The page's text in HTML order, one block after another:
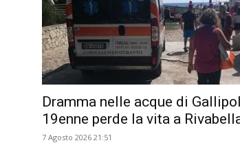
Dramma nelle acque di
19enne perde la vita a
7 Agosto 2026 21:51